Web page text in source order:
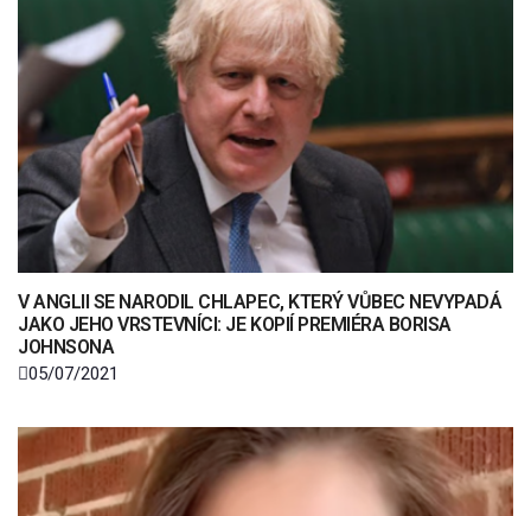
V ANGLII SE NARODIL CHLAPEC, KTERÝ VŮBEC NEVYPADÁ
JAKO JEHO VRSTEVNÍCI: JE KOPIÍ PREMIÉRA BORISA
JOHNSONA
05/07/2021